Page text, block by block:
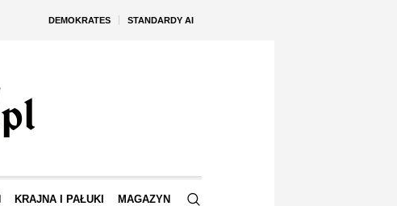
DEMOKRATES STANDARDY AI
KRAJNA I PAŁUKI MAGAZYN